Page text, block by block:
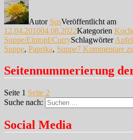
Autor SusVeröffentlicht am
12.04.201004.08.2022Kategorien
Suppe/Eintopf/CurrySchlagwörterApfel
Suppe, Paprika, Suppe7 Kommentare
Seitennummerierung
Seite 1 Seite 2
Suche nach:
Social Media